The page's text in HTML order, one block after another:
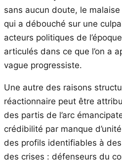
sans aucun doute, le
qui a débouché sur une
acteurs politiques de
articulés dans ce que l’on a
vague progressiste.
Une autre des raisons
réactionnaire peut être
des partis de l’arc
crédibilité par manque
des profils identifiables à
des crises : défenseurs du